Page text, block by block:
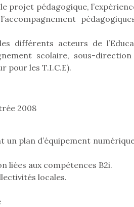
pédagogique,
différents acteurs de
scolaire, sous-direction
pour les T.I.C.E).
2008
plan d’équipement
liées aux compétences B2i.
locales.
non connectés qui
fait grandir !
2019 la marque
objectif…
jeux non
fait